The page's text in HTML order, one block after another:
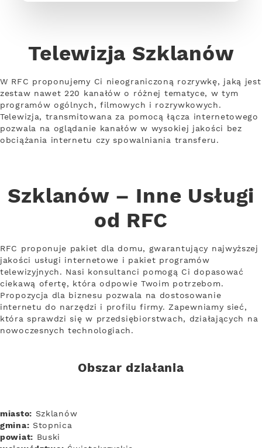
Telewizja Szklanów
W RFC proponujemy Ci nieograniczoną rozrywkę, jaką jest
zestaw nawet 220 kanałów o różnej tematyce, w tym
programów ogólnych, filmowych i rozrywkowych.
Telewizja, transmitowana za pomocą łącza internetowego
pozwala na oglądanie kanałów w wysokiej jakości bez
obciążania internetu czy spowalniania transferu.
Szklanów – Inne Usługi
od RFC
RFC proponuje pakiet dla domu, gwarantujący najwyższej
jakości usługi internetowe i pakiet programów
telewizyjnych. Nasi konsultanci pomogą Ci dopasować
ciekawą ofertę, która odpowie Twoim potrzebom.
Propozycja dla biznesu pozwala na dostosowanie
internetu do narzędzi i profilu firmy. Zapewniamy sieć,
która sprawdzi się w przedsiębiorstwach, działających na
nowoczesnych technologiach.
Obszar działania
miasto: Szklanów
gmina: Stopnica
powiat: Buski